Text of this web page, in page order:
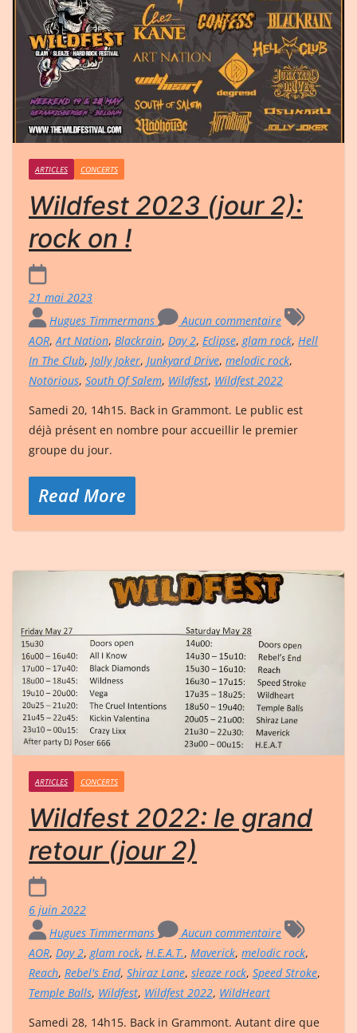
ARTICLES CONCERTS
Wildfest 2023 (jour 2):
rock on !
21 mai 2023
Hugues Timmermans
Aucun commentaire
AOR, Art Nation, Blackrain, Day 2, Eclipse, glam rock, Hell
In The Club, Jolly Joker, Junkyard Drive, melodic rock,
Notörious, South Of Salem, Wildfest, Wildfest 2022
Samedi 20, 14h15. Back in Grammont. Le public est
déjà présent en nombre pour accueillir le premier
groupe du jour.
Read More
ARTICLES CONCERTS
Wildfest 2022: le grand
retour (jour 2)
6 juin 2022
Hugues Timmermans
Aucun commentaire
AOR, Day 2,glam rock, H.E.A.T., Maverick, melodic rock,
Reach, Rebel's End, Shiraz Lane, sleaze rock, Speed Stroke,
Temple Balls, Wildfest, Wildfest 2022, WildHeart
Samedi 28, 14h15. Back in Grammont. Autant dire que